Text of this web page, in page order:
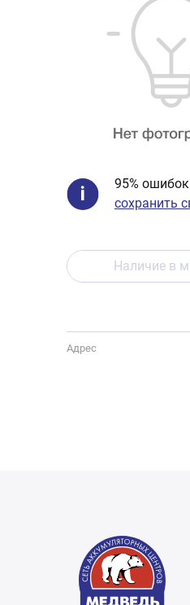
95%
сохранить
Наличие в
Адрес